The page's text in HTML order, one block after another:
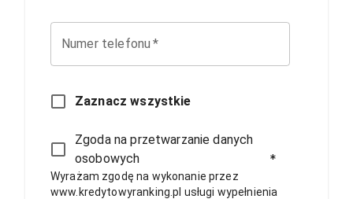
Numer telefonu *
Zaznacz wszystkie
Zgoda na przetwarzanie danych
osobowych
*
Wyrażam zgodę na wykonanie przez
www.kredytowyranking.pl usługi wypełnienia